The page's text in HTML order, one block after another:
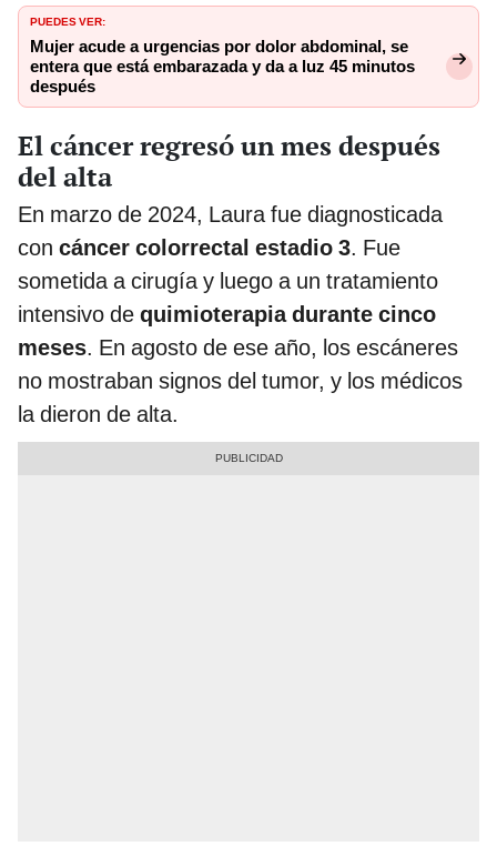
PUEDES VER:
Mujer acude a urgencias por dolor abdominal, se
entera que está embarazada y da a luz 45 minutos
después
El cáncer regresó un mes después
del alta
En marzo de 2024, Laura fue diagnosticada
con cáncer colorrectal estadio 3. Fue
sometida a cirugía y luego a un tratamiento
intensivo de quimioterapia durante cinco
meses. En agosto de ese año, los escáneres
no mostraban signos del tumor, y los médicos
la dieron de alta.